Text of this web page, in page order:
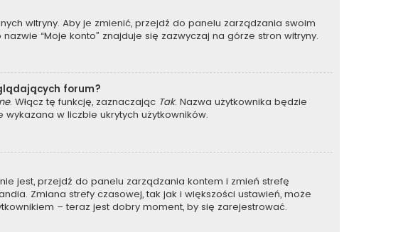
witryny. Aby je zmienić, przejdź do panelu zarządzania swoim
“Moje konto” znajduje się zazwyczaj na górze stron witryny.
forum?
. Włącz tę funkcję, zaznaczając Tak. Nazwa użytkownika będzie
w liczbie ukrytych użytkowników.
jest, przejdź do panelu zarządzania kontem i zmień strefę
Zmiana strefy czasowej, tak jak i większości ustawień, może
– teraz jest dobry moment, by się zarejestrować.